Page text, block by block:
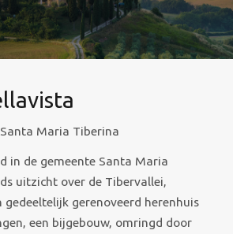
Maria Tiberina
in de gemeente Santa Maria
uitzicht over de Tibervallei,
gedeeltelijk gerenoveerd herenhuis
een bijgebouw, omringd door